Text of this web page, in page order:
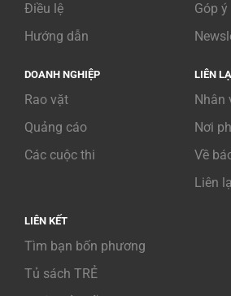
Điều lệ
Hướng dẫn
Góp ý
DOANH NGHIỆP
Rao vặt
Quảng cáo
Các cuộc thi
LIÊN
Nhân
Nơi
Về
Liên
LIÊN KẾT
Tìm bạn bốn phương
Tủ sách TRẺ